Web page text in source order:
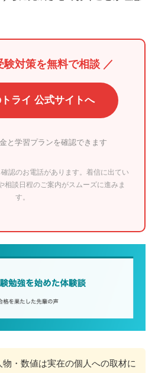
験対策を無料で相談 ／
ライ 公式サイトへ
と学習プランを確認できます
認のお電話があります。着信に出てい
相談日程のご案内がスムーズに進みま
す。
・数値は実在の個人への取材に